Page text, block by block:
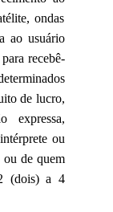
ondas
ao usuário
recebê-
de lucro,
expressa,
ou
ou de quem
(dois) a 4